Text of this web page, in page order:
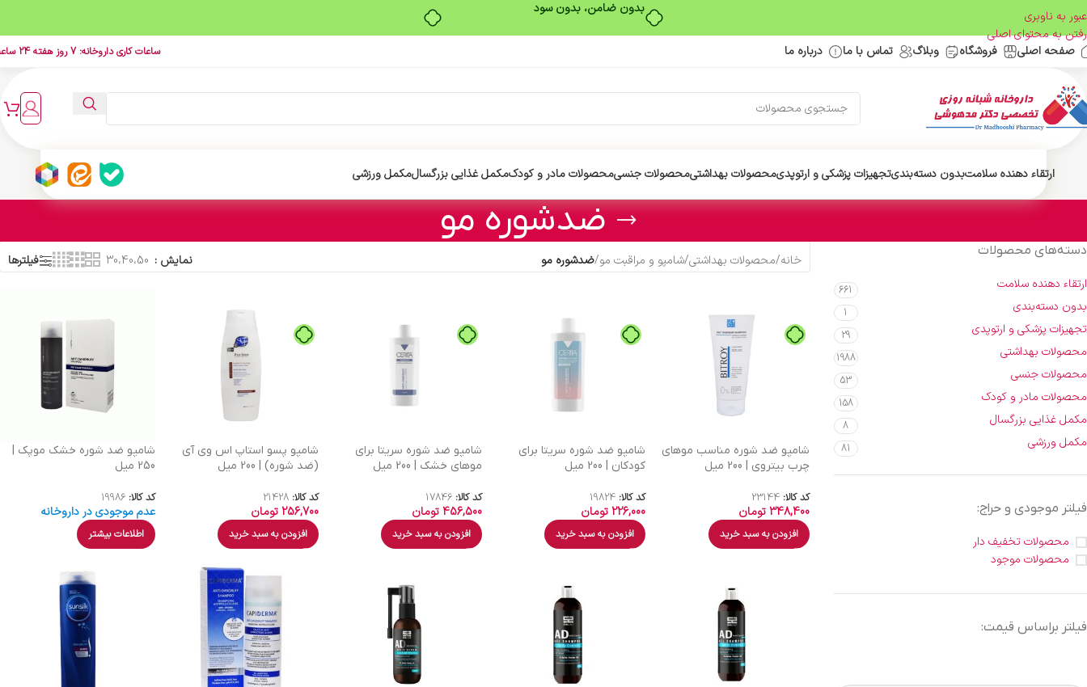
بدون ضامن، بدون سود
عبور به ناوبری
رفتن به محتوای اصلی
صفحه اصلی
فروشگاه وبلاگ تماس با ما درباره ما ساعات کاری داروخانه: 7 روز هفته 24 ساعت
ارتقاء دهنده سلامتبدون دسته‌بندیتجهیزات پزشکی و ارتوپدیمحصولات بهداشتیمحصولات جنسیمحصولات مادر و کودکمکمل غذایی بزرگسالمکمل ورزشی
ضدشوره مو
دسته‌های محصولات
ارتقاء دهنده سلامت 661
بدون دسته‌بندی 1
تجهیزات پزشکی و ارتوپدی 29
محصولات بهداشتی 1988
محصولات جنسی 53
محصولات مادر و کودک 158
مکمل غذایی بزرگسال 8
مکمل ورزشی 81
فیلتر موجودی و حراج:
محصولات تخفیف دار
محصولات موجود
فیلتر براساس قیمت:
خانه/محصولات بهداشتی/شامپو و مراقبت مو/ضدشوره مو نمایش 30،40،50 فیلترها
شامپو ضد شوره مناسب موهای
چرب بیتروی | 200 میل
کد کالا:23144
348,400 تومان
افزودن به سبد خرید
شامپو ضد شوره سریتا برای
کودکان | 200 میل
کد کالا: 19824
226,000 تومان
افزودن به سبد خرید
شامپو ضد شوره سریتا برای
موهای خشک | 200 میل
کد کالا: 17846
456,500 تومان
افزودن به سبد خرید
شامپو پسو استاپ اس وی آی
(ضد شوره) | 200 میل
کد کالا: 21428
256,700 تومان
افزودن به سبد خرید
شامپو ضد شوره خشک موپک |
250 میل
کد کالا: 19986
عدم موجودی در داروخانه
اطلاعات بیشتر